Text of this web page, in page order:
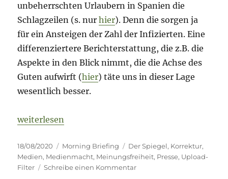
unbeherrschten Urlaubern in Spanien die
Schlagzeilen (s. nurhier). Denn die sorgen ja
für ein Ansteigen der Zahl der Infizierten. Eine
differenziertere Berichterstattung, die z.B. die
Aspekte in den Blick nimmt, die die Achse des
Guten aufwirft (hier) täte uns in dieser Lage
wesentlich besser.
„Morning Briefing – 18. August 2020 –
weiterlesen
Veröffentlicht
am
18/08/2020 Kategorien
Morning Briefing Schlagwörter
Der Spiegel, Korrektur,
Medien, Medienmacht, Meinungsfreiheit, Presse, Upload-
Filter
Schreibe einen Kommentarzu